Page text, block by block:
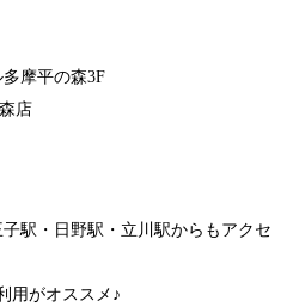
摩平の森3F
店
駅・日野駅・立川駅からもアクセ
用がオススメ♪